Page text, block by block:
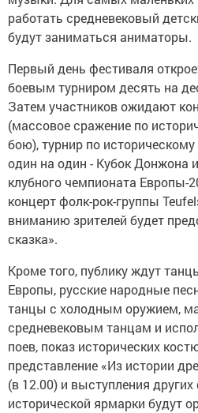
работать средневековый
будут заниматься аниматоры.
Первый день фестиваля
боевым турниром десять на
Затем участников ожидают
(массовое сражение по
бою), турнир по
один на один - Кубок Донжона
клубного чемпионата Европы-
концерт фолк-рок-группы
вниманию зрителей будет
сказка».
Кроме того, публику ждут
Европы, русские народные
танцы с холодным оружием,
средневековым танцам и
поев, показ исторических
представление «Из истории
(в 12.00) и выступления
исторической ярмарки будут